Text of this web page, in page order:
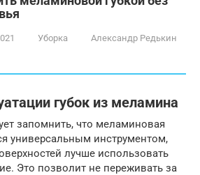
Уборка Александр Редькин
губок из меламина
запомнить, что меламиновая
универсальным инструментом,
лучше использовать
Это позволит не переживать за